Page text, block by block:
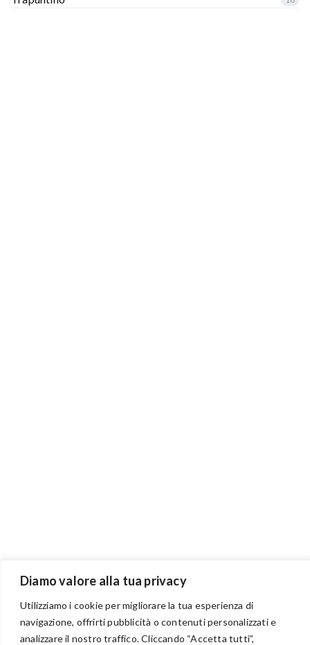
Diamo valore alla tua privacy
Utilizziamo i cookie per migliorare la tua esperienza di
navigazione, offrirti pubblicità o contenuti personalizzati e
analizzare il nostro traffico. Cliccando “Accetta tutti”,
BENVENUTI NEL PORTALE RIVENDITORI